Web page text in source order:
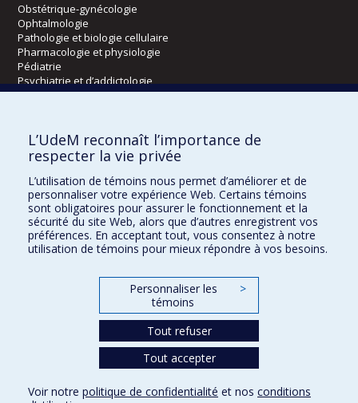
Obstétrique-gynécologie
Ophtalmologie
Pathologie et biologie cellulaire
Pharmacologie et physiologie
Pédiatrie
Psychiatrie et d’addictologie
Radiologie, radio-oncologie et médecine nucléaire
Écoles
Orthophonie et audiologie
Réadaptation
Directions
L’UdeM reconnaît l’importance de
respecter la vie privée
L’utilisation de témoins nous permet d’améliorer et de
personnaliser votre expérience Web. Certains témoins
sont obligatoires pour assurer le fonctionnement et la
sécurité du site Web, alors que d’autres enregistrent vos
préférences. En acceptant tout, vous consentez à notre
utilisation de témoins pour mieux répondre à vos besoins.
Personnaliser les
témoins
>
Tout refuser
Tout accepter
Voir notre politique de confidentialité et nos conditions